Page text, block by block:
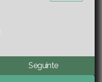
Seguinte